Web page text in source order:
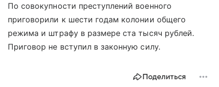
По совокупности преступлений военного
приговорили к шести годам колонии общего
режима и штрафу в размере ста тысяч рублей.
Приговор не вступил в законную силу.
Поделиться